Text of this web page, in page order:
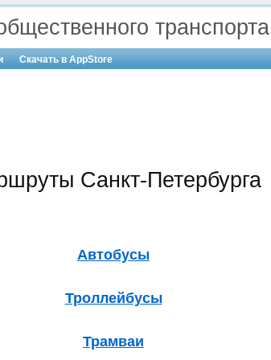
транспорта
Скачать в AppStore
Санкт-Петербурга
Автобусы
Троллейбусы
Трамваи